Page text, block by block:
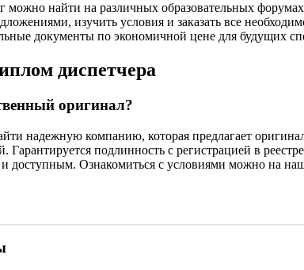
можно найти на различных образовательных
изучить условия и заказать все
документы по экономичной цене для будущих
диспетчера
оригинал?
надежную компанию, которая предлагает
Гарантируется подлинность с регистрацией в
доступным. Ознакомиться с условиями можно на